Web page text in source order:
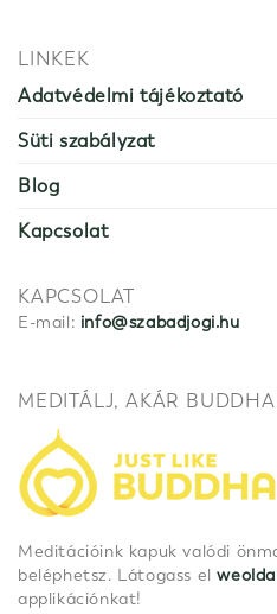
LINKEK
Adatvédelmi tájékoztató
Süti szabályzat
Blog
Kapcsolat
KAPCSOLAT
E-mail: info@szabadjogi.hu
MEDITÁLJ, AKÁR
Meditációink kapuk valódi
beléphetsz. Látogass el
applikációnkat!